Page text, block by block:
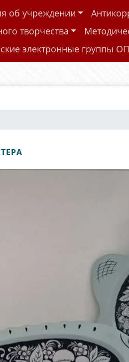
об учреждении
творчества
электронные группы ОП